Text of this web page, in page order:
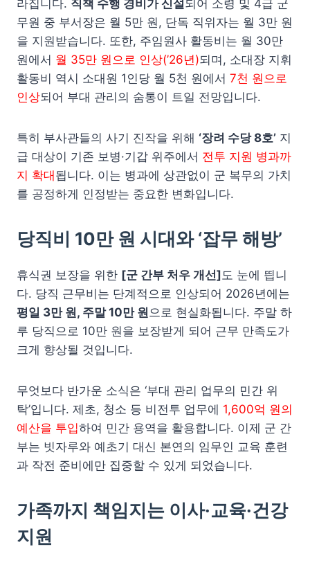
라집니다. 직책 수행 경비가 신설되어 소령 및 4급 군
무원 중 부서장은 월 5만 원, 단독 직위자는 월 3만 원
을 지원받습니다. 또한, 주임원사 활동비는 월 30만
원에서 월 35만 원으로 인상(’26년)되며, 소대장 지휘
활동비 역시 소대원 1인당 월 5천 원에서 7천 원으로
인상되어 부대 관리의 숨통이 트일 전망입니다.
특히 부사관들의 사기 진작을 위해 ‘장려 수당 8호’ 지
급 대상이 기존 보병·기갑 위주에서 전투 지원 병과까
지 확대됩니다. 이는 병과에 상관없이 군 복무의 가치
를 공정하게 인정받는 중요한 변화입니다.
당직비 10만 원 시대와 ‘잡무 해방’
휴식권 보장을 위한 [군 간부 처우 개선]도 눈에 띕니
다. 당직 근무비는 단계적으로 인상되어 2026년에는
평일 3만 원, 주말 10만 원으로 현실화됩니다. 주말 하
루 당직으로 10만 원을 보장받게 되어 근무 만족도가
크게 향상될 것입니다.
무엇보다 반가운 소식은 ‘부대 관리 업무의 민간 위
탁’입니다. 제초, 청소 등 비전투 업무에 1,600억 원의
예산을 투입하여 민간 용역을 활용합니다. 이제 군 간
부는 빗자루와 예초기 대신 본연의 임무인 교육 훈련
과 작전 준비에만 집중할 수 있게 되었습니다.
가족까지 책임지는 이사·교육·건강
지원